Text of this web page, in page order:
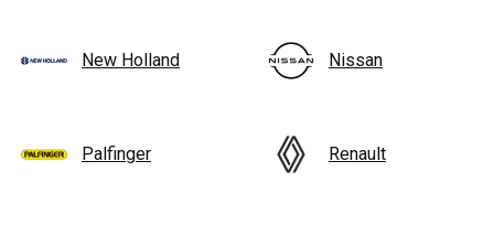
New Holland Nissan
Palfinger Renault